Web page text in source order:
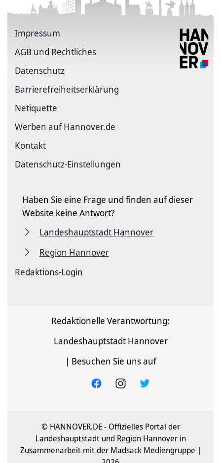
Impressum
AGB und Rechtliches
Datenschutz
Barriere­freiheits­erklärung
Netiquette
Werben auf Hannover.de
Kontakt
Datenschutz-Einstellungen
Haben Sie eine Frage und finden auf dieser
Website keine Antwort?
Landeshauptstadt Hannover
Region Hannover
Redaktions-Login
Redaktionelle Verantwortung:
Landeshauptstadt Hannover
| Besuchen Sie uns auf
© HANNOVER.DE - Offizielles Portal der
Landeshauptstadt und Region Hannover in
Zusammenarbeit mit der Madsack Mediengruppe |